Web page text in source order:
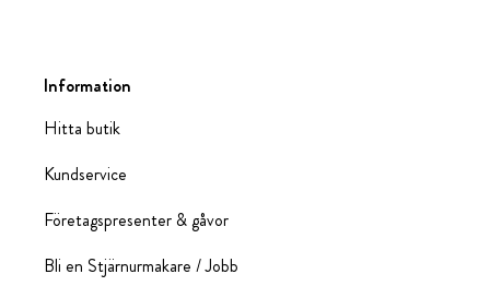
Information
Hitta butik
Kundservice
Företagspresenter & gåvor
Bli en Stjärnurmakare / Jobb